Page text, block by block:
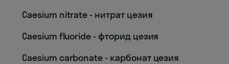
Caesium nitrate - нитрат цезия
Caesium fluoride - фторид цезия
Caesium carbonate - карбонат цезия